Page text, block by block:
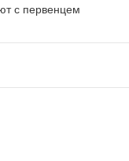
с первенцем